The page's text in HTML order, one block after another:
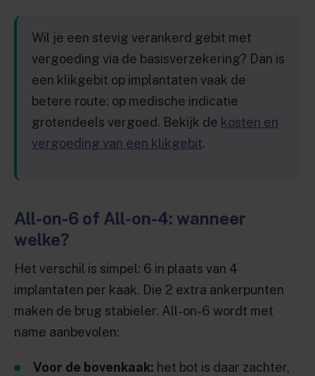
Wil je een stevig verankerd gebit met
vergoeding via de basisverzekering? Dan is
een klikgebit op implantaten vaak de
betere route: op medische indicatie
grotendeels vergoed. Bekijk de kosten en
vergoeding van een klikgebit.
All-on-6 of All-on-4: wanneer
welke?
Het verschil is simpel: 6 in plaats van 4
implantaten per kaak. Die 2 extra ankerpunten
maken de brug stabieler. All-on-6 wordt met
name aanbevolen:
Voor de bovenkaak: het bot is daar zachter,